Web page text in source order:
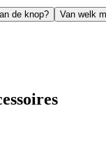
de knop? Van welk